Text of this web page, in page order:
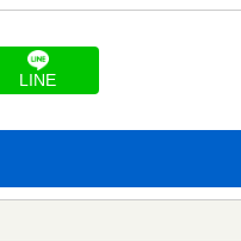
LINE